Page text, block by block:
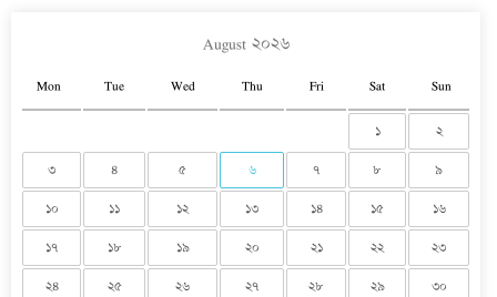
August ২০২৬
Mon Tue Wed Thu Fri Sat Sun
১ ২
৩ ৪ ৫ ৬ ৭ ৮ ৯
১০ ১১ ১২ ১৩ ১৪ ১৫ ১৬
১৭ ১৮ ১৯ ২০ ২১ ২২ ২৩
২৪ ২৫ ২৬ ২৭ ২৮ ২৯ ৩০